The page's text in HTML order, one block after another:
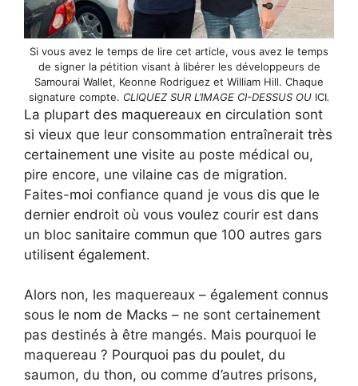
Si vous avez le temps de lire cet article, vous avez le temps
de signer la pétition visant à libérer les développeurs de
Samourai Wallet, Keonne Rodriguez et William Hill. Chaque
signature compte. CLIQUEZ SUR L’IMAGE CI-DESSUS OU ICI.
La plupart des maquereaux en circulation sont
si vieux que leur consommation entraînerait très
certainement une visite au poste médical ou,
pire encore, une vilaine cas de migration.
Faites-moi confiance quand je vous dis que le
dernier endroit où vous voulez courir est dans
un bloc sanitaire commun que 100 autres gars
utilisent également.
Alors non, les maquereaux – également connus
sous le nom de Macks – ne sont certainement
pas destinés à être mangés. Mais pourquoi le
maquereau ? Pourquoi pas du poulet, du
saumon, du thon, ou comme d’autres prisons,